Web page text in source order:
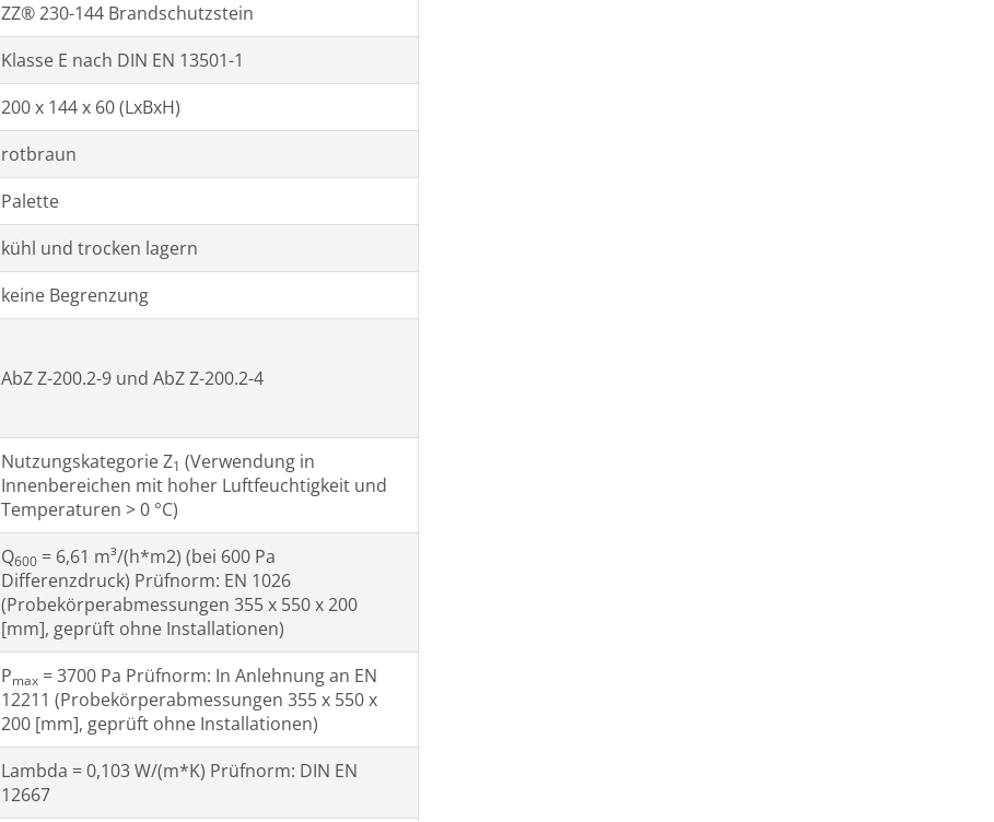
ZZ® 230-144 Brandschutzstein
Klasse E nach DIN EN 13501-1
200 x 144 x 60 (LxBxH)
rotbraun
Palette
kühl und trocken lagern
keine Begrenzung
AbZ Z-200.2-9 und AbZ Z-200.2-4
Nutzungskategorie Z1 (Verwendung in
Innenbereichen mit hoher Luftfeuchtigkeit und
Temperaturen > 0 °C)
Q600 = 6,61 m³/(h*m2) (bei 600 Pa
Differenzdruck) Prüfnorm: EN 1026
(Probekörperabmessungen 355 x 550 x 200
[mm], geprüft ohne Installationen)
Pmax = 3700 Pa Prüfnorm: In Anlehnung an EN
12211 (Probekörperabmessungen 355 x 550 x
200 [mm], geprüft ohne Installationen)
Lambda = 0,103 W/(m*K) Prüfnorm: DIN EN
12667